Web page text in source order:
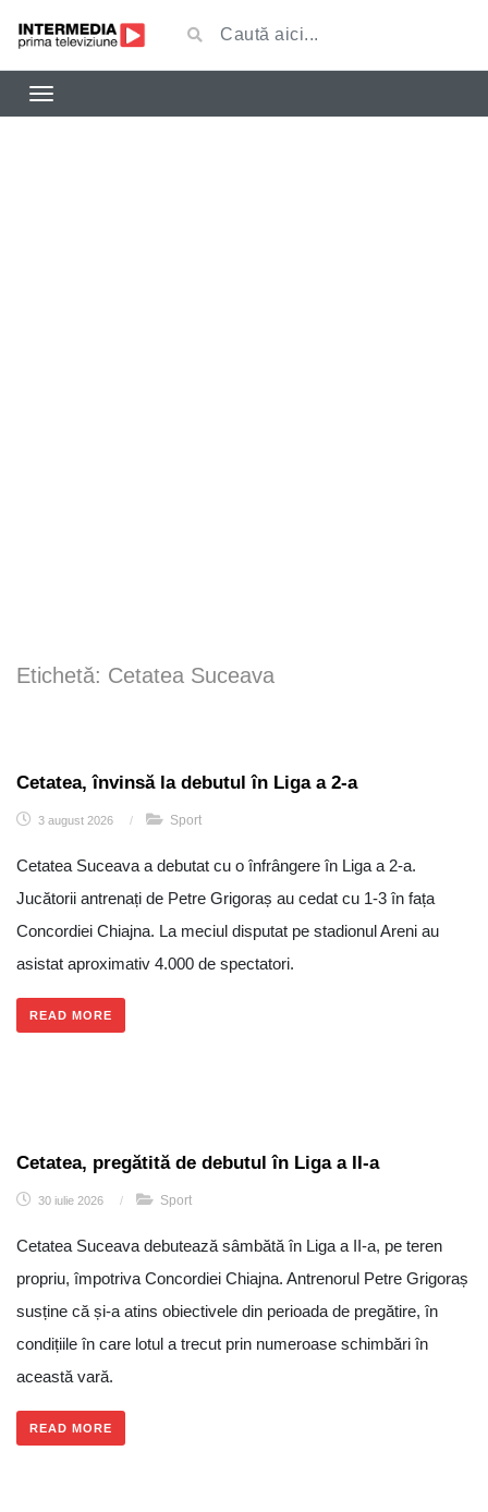
Etichetă: Cetatea Suceava
Cetatea, învinsă la debutul în Liga a 2-a
3 august 2026 / Sport
Cetatea Suceava a debutat cu o înfrângere în Liga a 2-a.
Jucătorii antrenați de Petre Grigoraș au cedat cu 1-3 în fața
Concordiei Chiajna. La meciul disputat pe stadionul Areni au
asistat aproximativ 4.000 de spectatori.
READ MORE
Cetatea, pregătită de debutul în Liga a II-a
30 iulie 2026 / Sport
Cetatea Suceava debutează sâmbătă în Liga a II-a, pe teren
propriu, împotriva Concordiei Chiajna. Antrenorul Petre Grigoraș
susține că și-a atins obiectivele din perioada de pregătire, în
condițiile în care lotul a trecut prin numeroase schimbări în
această vară.
READ MORE